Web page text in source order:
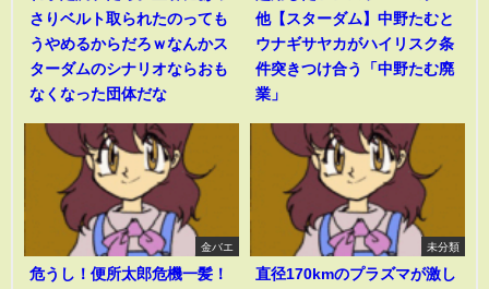
さりベルト取られたのっても
うやめるからだろｗなんかス
ターダムのシナリオならおも
なくなった団体だな
他【スターダム】中野たむと
ウナギサヤカがハイリスク条
件突きつけ合う「中野たむ廃
業」
金バエ
危うし！便所太郎危機一髪！
未分類
直径170kmのプラズマが激し